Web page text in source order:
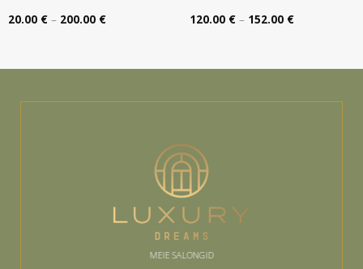
20.00 € – 200.00 €Hinnavahemik:
120.00 € – 152.00 €
MEIE SALONGID